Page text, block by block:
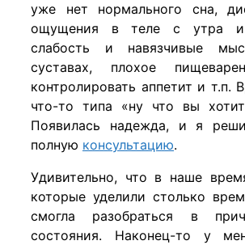
уже нет нормального сна,
ощущения в теле с утра и
слабость и навязчивые
суставах, плохое
контролировать аппетит и т.п.
что-то типа «ну что вы
Появилась надежда, и я
полную консультацию.
Удивительно, что в наше
которые уделили столько
смогла разобраться в
состояния. Наконец-то у